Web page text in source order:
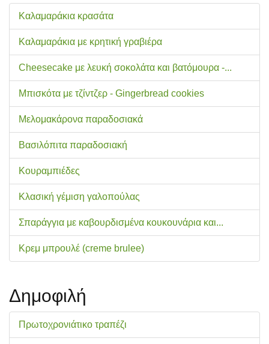
Καλαμαράκια κρασάτα
Καλαμαράκια με κρητική γραβιέρα
Cheesecake με λευκή σοκολάτα και βατόμουρα -...
Μπισκότα με τζίντζερ - Gingerbread cookies
Μελομακάρονα παραδοσιακά
Βασιλόπιτα παραδοσιακή
Κουραμπιέδες
Κλασική γέμιση γαλοπούλας
Σπαράγγια με καβουρδισμένα κουκουνάρια και...
Κρεμ μπρουλέ (creme brulee)
Δημοφιλή
Πρωτοχρονιάτικο τραπέζι